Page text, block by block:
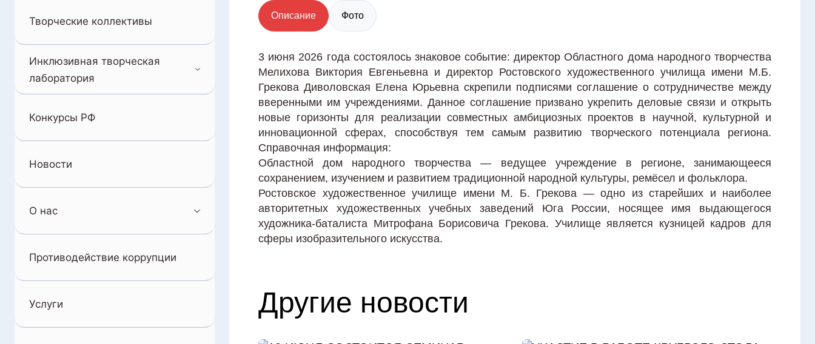
Творческие коллективы
Инклюзивная творческая
лаборатория
Конкурсы РФ
Новости
О нас
Противодействие коррупции
Услуги
Описание Фото
3 июня 2026 года состоялось знаковое событие: директор Областного дома народного творчества
Мелихова Виктория Евгеньевна и директор Ростовского художественного училища имени М.Б.
Грекова Диволовская Елена Юрьевна скрепили подписями соглашение о сотрудничестве между
вверенными им учреждениями. Данное соглашение призвано укрепить деловые связи и открыть
новые горизонты для реализации совместных амбициозных проектов в научной, культурной и
инновационной сферах, способствуя тем самым развитию творческого потенциала региона.
Справочная информация:
Областной дом народного творчества — ведущее учреждение в регионе, занимающееся
сохранением, изучением и развитием традиционной народной культуры, ремёсел и фольклора.
Ростовское художественное училище имени М. Б. Грекова — одно из старейших и наиболее
авторитетных художественных учебных заведений Юга России, носящее имя выдающегося
художника-баталиста Митрофана Борисовича Грекова. Училище является кузницей кадров для
сферы изобразительного искусства.
Другие новости